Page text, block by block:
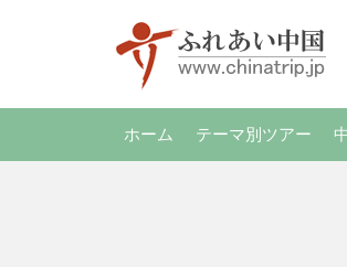
ホーム テーマ別ツアー